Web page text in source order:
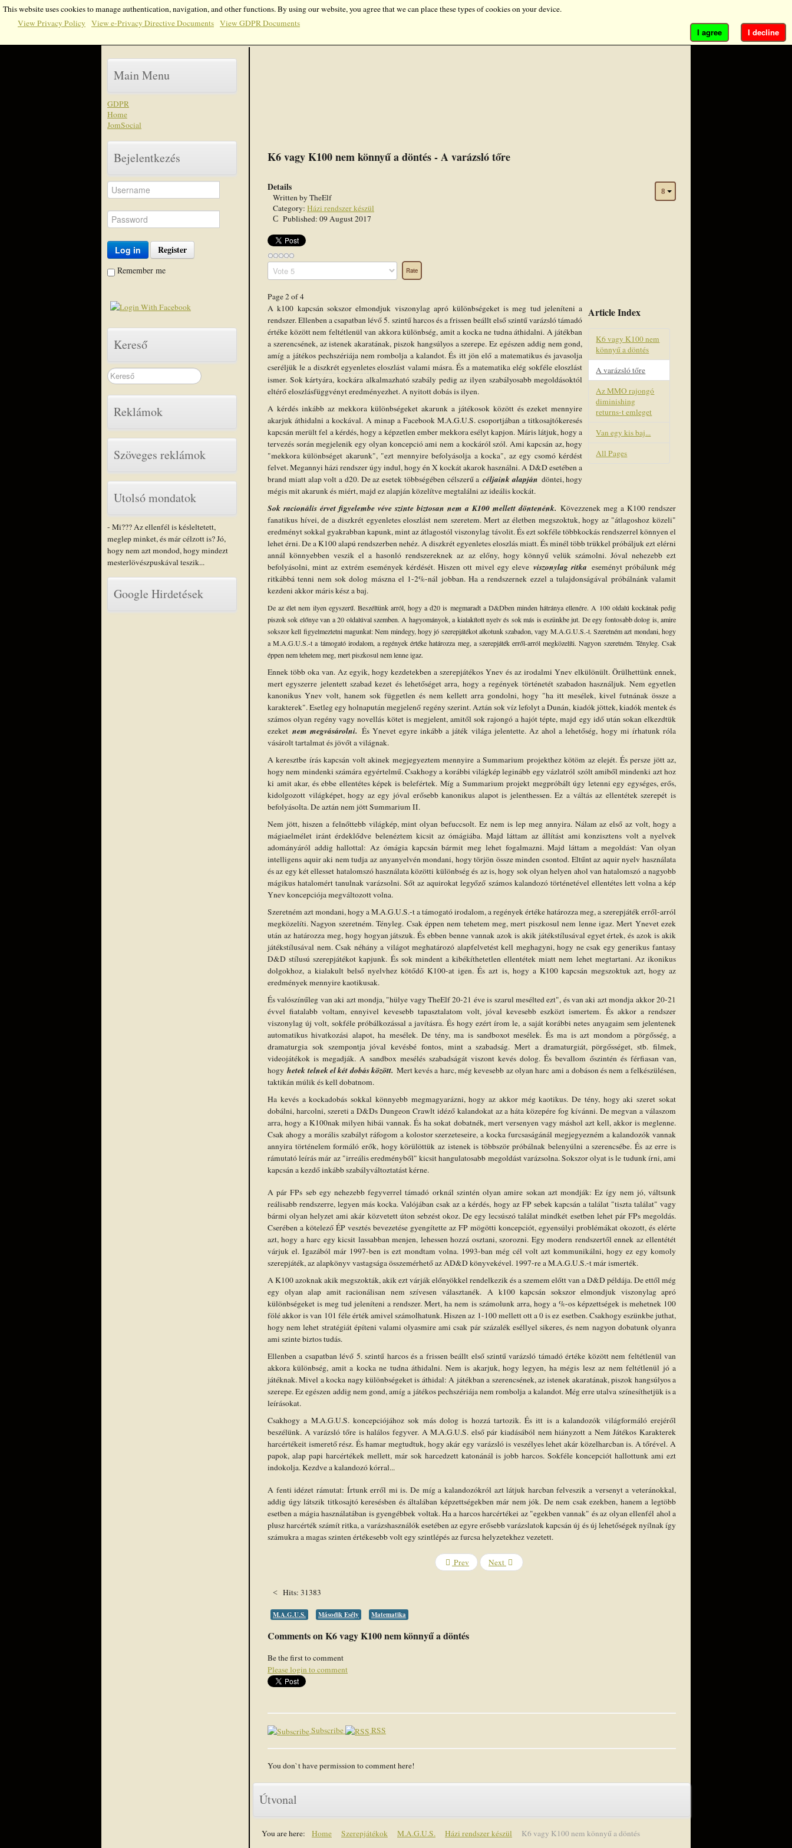
Main Menu
GDPR
Home
JomSocial
Bejelentkezés
Log in Register
Remember me
Kereső
Search
...
Reklámok
Szöveges reklámok
Utolsó mondatok
- Mi??? Az ellenfél is késleltetett,
meglep minket, és már célzott is? Jó,
hogy nem azt mondod, hogy mindezt
mesterlövészpuskával teszik...
Google Hirdetések
K6 vagy K100 nem könnyű a döntés - A varázsló tőre
Details
Written byTheElf
Category: Házi rendszer készül
Published: 09 August 2017
Please
Rate
Article Index
K6 vagy K100 nem
könnyű a döntés
A varázsló tőre
Az MMO rajongó
diminishing
returns-t emleget
Van egy kis baj...
All Pages
Page 2 of 4
A k100 kapcsán sokszor elmondjuk viszonylag apró különbségeket is meg tud jeleníteni a
rendszer. Ellenben a csapatban lévő 5. szintű harcos és a frissen beállt első szintű varázsló támadó
értéke között nem feltétlenül van akkora különbség, amit a kocka ne tudna áthidalni. A játékban
a szerencsének, az istenek akaratának, piszok hangsúlyos a szerepe. Ez egészen addig nem gond,
amíg a játékos pechszériája nem rombolja a kalandot. És itt jön elő a matematikus és javasolja
cseréljük le adiszkrét egyenletes eloszlást valami másra. És a matematika elég sokféle eloszlást
ismer. Sok kártyára, kockára alkalmazható szabály pedig az ilyen szabályosabb megoldásoktól
eltérő eloszlásfüggvényt eredményezhet. A nyitott dobás is ilyen.
A kérdés inkább az mekkora különbségeket akarunk a játékosok között és ezeket mennyire
akarjuk áthidalni a kockával. A minap a Facebook M.A.G.U.S. csoportjában a titkosajtókeresés
kapcsán merült fel a kérdés, hogy a képzetlen ember mekkora esélyt kapjon. Máris látjuk, hogy a
tervezés során megjelenik egy olyan koncepció ami nem a kockáról szól. Ami kapcsán az, hogy
"mekkora különbséget akarunk", "ezt mennyire befolyásolja a kocka", az egy csomó kérdést
felvet. Megannyi házi rendszer úgy indul, hogy én X kockát akarok használni. A D&D esetében a
brand miatt alap volt a d20. De az esetek többségében célszerű acéljaink alapján döntei, hogy
mégis mit akarunk és miért, majd ez alapján közelítve megtalálni az ideális kockát.
Sok racionális érvet figyelembe véve szinte biztosan nem a K100 mellett döntenénk. Kövezzenek meg a K100 rendszer
fanatikus hívei, de a diszkrét egyenletes eloszlást nem szeretem. Mert az életben megszoktuk, hogy az "átlagoshoz közeli"
eredményt sokkal gyakrabban kapunk, mint az átlagostól viszonylag távolit. És ezt sokféle többkockás rendszerrel könnyen el
lehet érni. De a K100 alapú rendszerben nehéz. A diszkrét egyenletes eloszlás miatt. És minél több trükkel próbáljuk ezt elérni
annál könnyebben veszik el a hasonló rendszereknek az az előny, hogy könnyű velük számolni. Jóval nehezebb ezt
befolyásolni, mint az extrém események kérdését. Hiszen ott mivel egy eleveviszonylag ritka eseményt próbálunk még
ritkábbá tenni nem sok dolog mászna el 1-2%-nál jobban. Ha a rendszernek ezzel a tulajdonságával próbálnánk valamit
kezdeni akkor máris kész a baj.
De az élet nem ilyen egyszerű. Beszéltünk arról, hogy a d20 is megmaradt a D&Dben minden hátránya ellenére. A 100 oldalú kockának pedig
piszok sok előnye van a 20 oldalúval szemben. A hagyományok, a kialakított nyelv és sok más is eszünkbe jut. De egy fontosabb dolog is, amire
sokszor kell figyelmeztetni magunkat: Nem mindegy, hogy jó szerepjátékot alkotunk szabadon, vagy M.A.G.U.S.-t. Szeretném azt mondani, hogy
a M.A.G.U.S.-t a támogató irodalom, a regények értéke határozza meg, a szerepjáték erről-arról megközelíti. Nagyon szeretném. Tényleg. Csak
éppen nem tehetem meg, mert piszkosul nem lenne igaz.
Ennek több oka van. Az egyik, hogy kezdetekben a szerepjátékos Ynev és az irodalmi Ynev elkülönült. Örülhettünk ennek,
mert egyszerre jelentett szabad kezet és lehetőséget arra, hogy a regények történetét szabadon használjuk. Nem egyetlen
kanonikus Ynev volt, hanem sok független és nem kellett arra gondolni, hogy "ha itt mesélek, kivel futnának össze a
karakterek". Esetleg egy holnapután megjelenő regény szerint. Aztán sok víz lefolyt a Dunán, kiadók jöttek, kiadók mentek és
számos olyan regény vagy novellás kötet is megjelent, amitől sok rajongó a hajót tépte, majd egy idő után sokan elkezdtük
ezeketnem megvásárolni. És Ynevet egyre inkább a játék világa jelentette. Az ahol a lehetőség, hogy mi írhatunk róla
vásárolt tartalmat és jövőt a világnak.
A keresztbe írás kapcsán volt akinek megjegyeztem mennyire a Summarium projekthez kötöm az elejét. És persze jött az,
hogy nem mindenki számára egyértelmű. Csakhogy a korábbi világkép leginább egy vázlatról szólt amiből mindenki azt hoz
ki amit akar, és ebbe ellentétes képek is belefértek. Míg a Summarium projekt megpróbált úgy letenni egy egységes, erős,
kidolgozott világképet, hogy az egy jóval erősebb kanonikus alapot is jelenthessen. Ez a váltás az ellentétek szerepét is
befolyásolta. De aztán nem jött Summarium II.
Nem jött, hiszen a felnőttebb világkép, mint olyan befuccsolt. Ez nem is lep meg annyira. Nálam az első az volt, hogy a
mágiaelmélet iránt érdeklődve belenéztem kicsit az ómágiába. Majd láttam az állítást ami konzisztens volt a nyelvek
adományáról addig hallottal: Az ómágia kapcsán bármit meg lehet fogalmazni. Majd láttam a megoldást: Van olyan
intelligens aquir aki nem tudja az anyanyelvén mondani, hogy törjön össze minden csontod. Eltűnt az aquir nyelv használata
és az egy két ellesset hatalomszó használata közötti különbség és az is, hogy sok olyan helyen ahol van hatalomszó a nagyobb
mágikus hatalomért tanulnak varázsolni. Sőt az aquirokat legyőző számos kalandozó történetével ellentétes lett volna a kép
Ynev koncepciója megváltozott volna.
Szeretném azt mondani, hogy a M.A.G.U.S.-t a támogató irodalom, a regények értéke határozza meg, a szerepjáték erről-arról
megközelíti. Nagyon szeretném. Tényleg. Csak éppen nem tehetem meg, mert piszkosul nem lenne igaz. Mert Ynevet ezek
után az határozza meg, hogy hogyan játszuk. És ebben benne vannak azok is akik játékstílusával egyet értek, és azok is akik
játékstílusával nem. Csak néhány a világot meghatározó alapfelvetést kell meghagyni, hogy ne csak egy generikus fantasy
D&D stílusú szerepjátékot kapjunk. És sok mindent a kibékíthetetlen ellentétek miatt nem lehet megtartani. Az ikonikus
dolgokhoz, a kialakult belső nyelvhez kötődő K100-at igen. És azt is, hogy a K100 kapcsán megszoktuk azt, hogy az
eredmények mennyire kaotikusak.
És valószínűleg van aki azt mondja, "hülye vagy TheElf 20-21 éve is szarul mesélted ezt", és van aki azt mondja akkor 20-21
évvel fiatalabb voltam, ennyivel kevesebb tapasztalatom volt, jóval kevesebb eszközt ismertem. És akkor a rendszer
viszonylag új volt, sokféle próbálkozással a javításra. És hogy ezért írom le, a saját korábbi netes anyagaim sem jelentenek
automatikus hivatkozási alapot, ha mesélek. De tény, ma is sandboxot mesélek. És ma is azt mondom a pörgősség, a
dramaturgia sok szempontja jóval kevésbé fontos, mint a szabadság. Mert a dramaturgiát, pörgősséget, stb. filmek,
videojátékok is megadják. A sandbox mesélés szabadságát viszont kevés dolog. És bevallom őszintén és férfiasan van,
hogyhetek telnek el két dobás között. Mert kevés a harc, még kevesebb az olyan harc ami a dobáson és nem a felkészülésen,
taktikán múlik és kell dobatnom.
Ha kevés a kockadobás sokkal könnyebb megmagyarázni, hogy az akkor még kaotikus. De tény, hogy aki szeret sokat
dobálni, harcolni, szereti a D&Ds Dungeon Crawlt idéző kalandokat az a háta közepére fog kívánni. De megvan a válaszom
arra, hogy a K100nak milyen hibái vannak. És ha sokat dobatnék, mert versenyen vagy máshol azt kell, akkor is meglenne.
Csak ahogy a morális szabályt ráfogom a kolostor szerzeteseire, a kocka furcsaságánál megjegyezném a kalandozók vannak
annyira történelem formáló erők, hogy körülöttük az istenek is többször próbálnak belenyúlni a szerencsébe. És az erre is
rámutató leírás már az "irreális eredményből" kicsit hangulatosabb megoldást varázsolna. Sokszor olyat is le tudunk írni, ami
kapcsán a kezdő inkább szabályváltoztatást kérne.
A pár FPs seb egy nehezebb fegyverrel támadó orknál szintén olyan amire sokan azt mondják: Ez így nem jó, váltsunk
reálisabb rendszerre, legyen más kocka. Valójában csak az a kérdés, hogy az FP sebek kapcsán a találat "tiszta találat" vagy
bármi olyan helyzet ami akár közvetett úton sebzést okoz. De egy lecsúszó találat mindkét esetben lehet pár FPs megoldás.
Cserében a kötelező ÉP vesztés bevezetése gyengítette az FP mögötti koncepciót, egyensúlyi problémákat okozott, és elérte
azt, hogy a harc egy kicsit lassabban menjen, lehessen hozzá osztani, szorozni. Egy modern rendszertől ennek az ellentétét
várjuk el. Igazából már 1997-ben is ezt mondtam volna. 1993-ban még cél volt azt kommunikálni, hogy ez egy komoly
szerepjáték, az alapkönyv vastagsága összemérhető az AD&D könyvekével. 1997-re a M.A.G.U.S.-t már ismerték.
A K100 azoknak akik megszokták, akik ezt várják előnyökkel rendelkezik és a szemem előtt van a D&D példája. De ettől még
egy olyan alap amit racionálisan nem szívesen választanék. A k100 kapcsán sokszor elmondjuk viszonylag apró
különbségeket is meg tud jeleníteni a rendszer. Mert, ha nem is számolunk arra, hogy a %-os képzettségek is mehetnek 100
fölé akkor is van 101 féle érték amivel számolhatunk. Hiszen az 1-100 mellett ott a 0 is ez esetben. Csakhogy eszünkbe juthat,
hogy nem lehet stratégiát építeni valami olyasmire ami csak pár százalék eséllyel sikeres, és nem nagyon dobatunk olyanra
ami szinte biztos tudás.
Ellenben a csapatban lévő 5. szintű harcos és a frissen beállt első szintű varázsló támadó értéke között nem feltétlenül van
akkora különbség, amit a kocka ne tudna áthidalni. Nem is akarjuk, hogy legyen, ha mégis lesz az nem feltétlenül jó a
játéknak. Mivel a kocka nagy különbségeket is áthidal: A játékban a szerencsének, az istenek akaratának, piszok hangsúlyos a
szerepe. Ez egészen addig nem gond, amíg a játékos pechszériája nem rombolja a kalandot. Még erre utalva színesíthetjük is a
leírásokat.
Csakhogy a M.A.G.U.S. koncepciójához sok más dolog is hozzá tartozik. És itt is a kalandozók világformáló erejéről
beszélünk. A varázsló tőre is halálos fegyver. A M.A.G.U.S. első pár kiadásából nem hiányzott a Nem Játékos Karakterek
harcértékeit ismerető rész. És hamar megtudtuk, hogy akár egy varázsló is veszélyes lehet akár közelharcban is. A tőrével. A
papok, alap papi harcértékek mellett, már sok harcedzett katonánál is jobb harcos. Sokféle koncepciót hallottunk ami ezt
indokolja. Kezdve a kalandozó kórral...
A fenti idézet rámutat: Írtunk erről mi is. De míg a kalandozókról azt látjuk harcban felveszik a versenyt a veteránokkal,
addig úgy látszik titkosajtó keresésben és általában képzettségekben már nem jók. De nem csak ezekben, hanem a legtöbb
esetben a mágia használatában is gyengébbek voltak. Ha a harcos harcértékei az "egekben vannak" és az olyan ellenfél ahol a
plusz harcérték számít ritka, a varázshasználók esetében az egyre erősebb varázslatok kapcsán új és új lehetőségek nyílnak így
számukra a magas szinten értékesebb volt egy szintlépés az furcsa helyzetekhez vezetett.
Prev Next
Hits: 31383
M.A.G.U.S. Második Esély Matematika
Comments on K6 vagy K100 nem könnyű a döntés
Be the first to comment
Please login to comment
Subscribe RSS
You don`t have permission to comment here!
Útvonal
You are here: Home Szerepjátékok M.A.G.U.S. Házi rendszer készül K6 vagy K100 nem könnyű a döntés
This website uses cookies to manage authentication, navigation, and other functions. By using our website, you agree that we can place these types of cookies on your device.
View Privacy Policy
View e-Privacy Directive Documents View GDPR Documents
I decline
I agree